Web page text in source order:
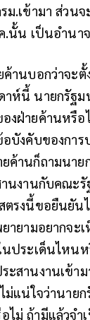
ม.เข้ามา ส่วน
นั้น เป็นอำนา
านบอกว่าจะตั้
าห์นี้ นายกรัฐม
งฝ่ายค้านหรือ
บังคับของกา
ค้านก็ถามนา
านงานกับคณะ
ตรงนี้ขอยืนยัน
ายามอยากจะ
นประเด็นไหน
ะสานงานเข้า
แน่ใจว่านายก
ไม่ ถ้ามีแล้วจำ